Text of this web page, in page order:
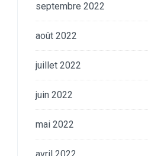
septembre 2022
août 2022
juillet 2022
juin 2022
mai 2022